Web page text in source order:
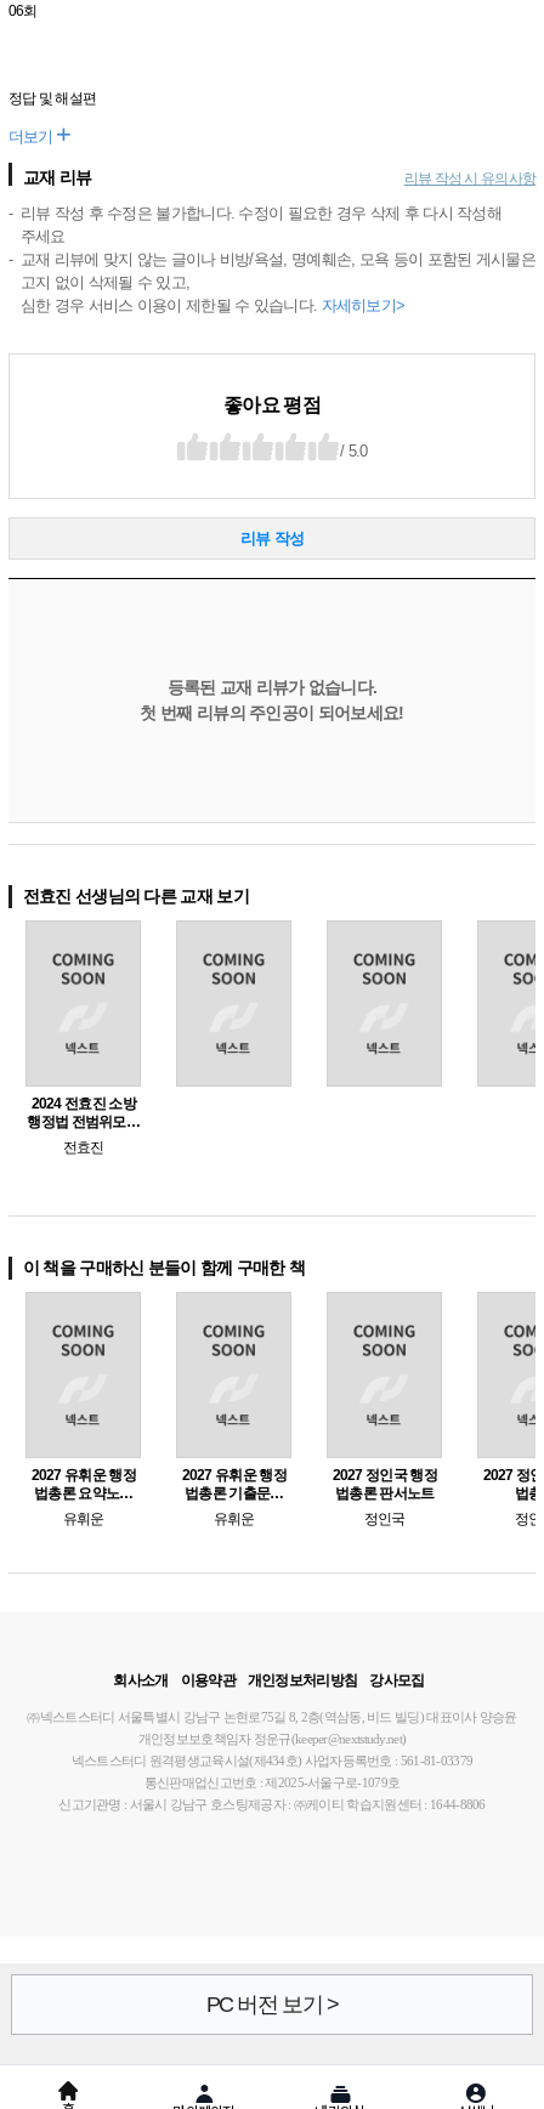
06회
정답 및 해설편
더보기 +
교재 리뷰 리뷰 작성 시 유의사항
리뷰 작성 후 수정은 불가합니다. 수정이 필요한 경우 삭제 후 다시 작성해
주세요
교재 리뷰에 맞지 않는 글이나 비방/욕설, 명예훼손, 모욕 등이 포함된 게시물은
고지 없이 삭제될 수 있고,
심한 경우 서비스 이용이 제한될 수 있습니다. 자세히보기>
좋아요 평점
/ 5.0
리뷰 작성
등록된 교재 리뷰가 없습니다.
첫 번째 리뷰의 주인공이 되어보세요!
전효진 선생님의 다른 교재 보기
2024 전효진 소방
행정법 전범위모의
고사+실전기출
전효진
이 책을 구매하신 분들이 함께 구매한 책
2027 유휘운 행정
법총론 요약노트
+기출문제 (요플)
유휘운
2027 유휘운 행정
법총론 기출문제
풀어주는 기본서
(기풀기)
유휘운
2027 정인국 행정
법총론 판서노트
정인국
2027 정
법
정
회사소개 이용약관 개인정보처리방침 강사모집
㈜넥스트스터디 서울특별시 강남구 논현로75길 8, 2층(역삼동, 비드 빌딩)대표이사 양승윤
개인정보보호책임자 정운규(keeper@nextstudy.net)
넥스트스터디 원격평생교육시설(제434호) 사업자등록번호 : 561-81-03379
통신판매업신고번호 : 제2025-서울구로-1079호
신고기관명 : 서울시 강남구 호스팅제공자 : ㈜케이티 학습지원센터 : 1644-8806
PC 버전 보기 >